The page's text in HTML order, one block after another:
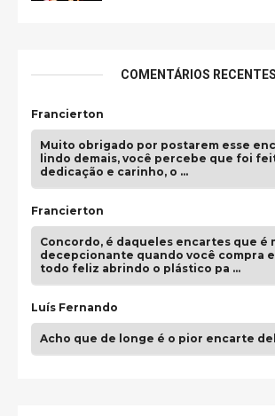
COMENTÁRIOS RECENTES
Francierton
Muito obrigado por postarem esse
lindo demais, você percebe que foi
dedicação e carinho, o …
Francierton
Concordo, é daqueles encartes que é
decepcionante quando você compra e
todo feliz abrindo o plástico pa …
Luís Fernando
Acho que de longe é o pior encarte